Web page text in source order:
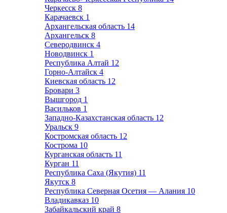
Черкесск 8
Карачаевск 1
Архангельская область 14
Архангельск 8
Северодвинск 4
Новодвинск 1
Республика Алтай 12
Горно-Алтайск 4
Киевская область 12
Бровари 3
Вышгород 1
Васильков 1
Западно-Казахстанская область 12
Уральск 9
Костромская область 12
Кострома 10
Курганская область 11
Курган 11
Республика Саха (Якутия) 11
Якутск 8
Республика Северная Осетия — Алания 10
Владикавказ 10
Забайкальский край 8